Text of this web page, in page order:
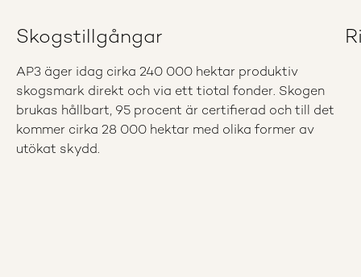
Skogstillgångar
AP3 äger idag cirka 240 000 hektar produktiv
skogsmark direkt och via ett tiotal fonder. Skogen
brukas hållbart, 95 procent är certifierad och till det
kommer cirka 28 000 hektar med olika former av
utökat skydd.